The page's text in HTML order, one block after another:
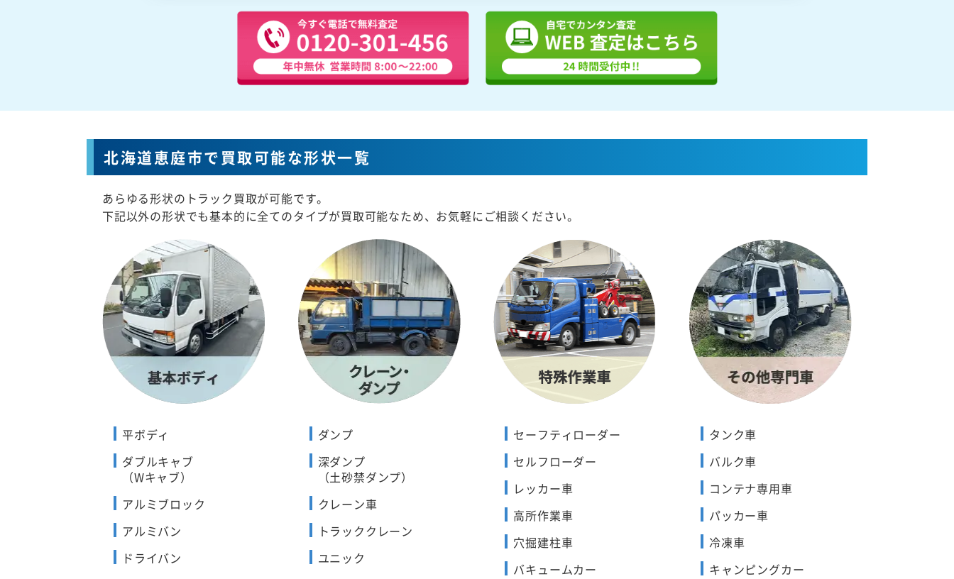
北海道恵庭市で買取可能な形状一覧
あらゆる形状のトラック買取が可能です。
下記以外の形状でも基本的に全てのタイプが買取可能なため、お気軽にご相談ください。
平ボディ
ダブルキャブ
（Wキャブ）
アルミブロック
アルミバン
ドライバン
ダンプ
深ダンプ
（土砂禁ダンプ）
クレーン車
トラッククレーン
ユニック
セーフティローダー
セルフローダー
レッカー車
高所作業車
穴掘建柱車
バキュームカー
タンク車
バルク車
コンテナ専用車
パッカー車
冷凍車
キャンピングカー